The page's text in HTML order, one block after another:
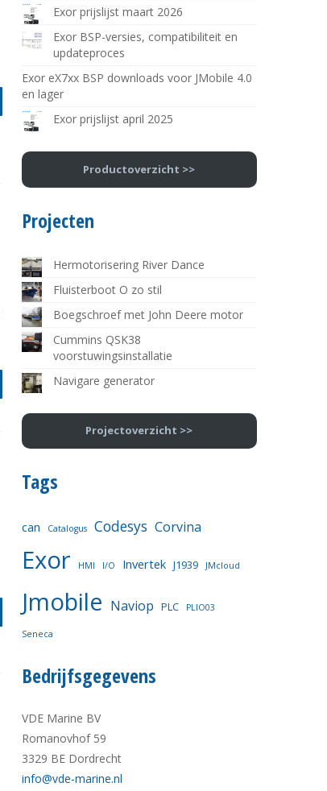
Exor prijslijst maart 2026
Exor BSP-versies, compatibiliteit en
updateproces
Exor eX7xx BSP downloads voor JMobile 4.0
en lager
Exor prijslijst april 2025
Productoverzicht >>
Projecten
Hermotorisering River Dance
Fluisterboot O zo stil
Boegschroef met John Deere motor
Cummins QSK38
voorstuwingsinstallatie
Navigare generator
Projectoverzicht >>
Tags
can Catalogus Codesys Corvina
Exor HMI I/O Invertek J1939 JMcloud
Jmobile Naviop PLC PLIO03
Seneca
Bedrijfsgegevens
VDE Marine BV
Romanovhof 59
3329 BE Dordrecht
info@vde-marine.nl